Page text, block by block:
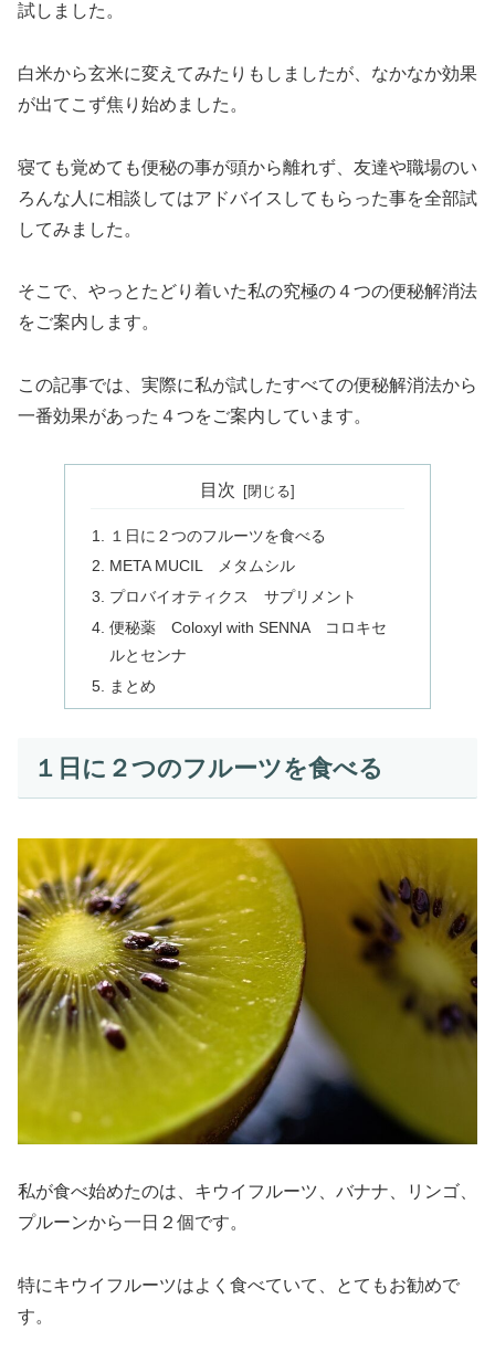
試しました。
白米から玄米に変えてみたりもしましたが、なかなか効果
が出てこず焦り始めました。
寝ても覚めても便秘の事が頭から離れず、友達や職場のい
ろんな人に相談してはアドバイスしてもらった事を全部試
してみました。
そこで、やっとたどり着いた私の究極の４つの便秘解消法
をご案内します。
この記事では、実際に私が試したすべての便秘解消法から
一番効果があった４つをご案内しています。
目次
１日に２つのフルーツを食べる
META MUCIL メタムシル
プロバイオティクス サプリメント
便秘薬 Coloxyl with SENNA コロキセ
ルとセンナ
まとめ
１日に２つのフルーツを食べる
私が食べ始めたのは、キウイフルーツ、バナナ、リンゴ、
プルーンから一日２個です。
特にキウイフルーツはよく食べていて、とてもお勧めで
す。